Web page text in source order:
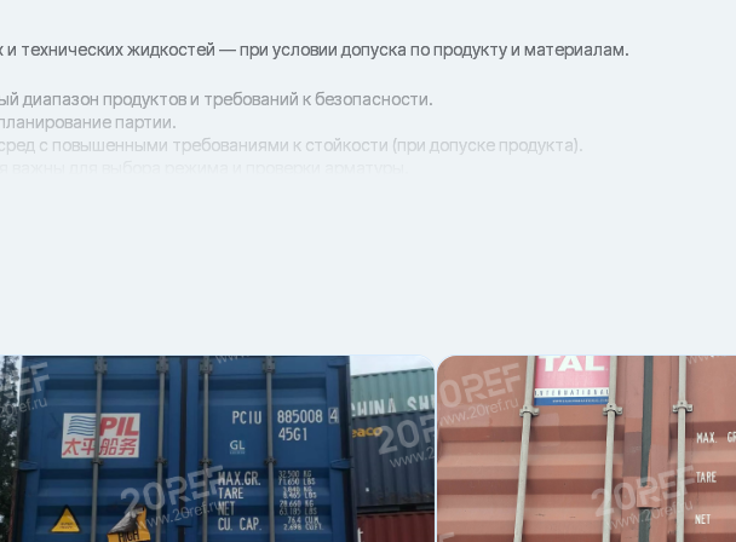
технических жидкостей — при условии допуска по продукту и материалам.
диапазон продуктов и требований к безопасности.
партии.
с повышенными требованиями к стойкости (при допуске продукта).